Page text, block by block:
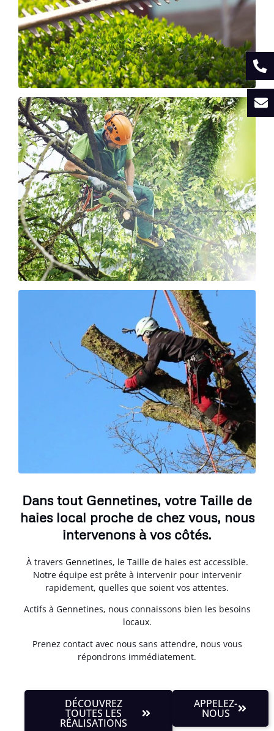
Dans tout Gennetines, votre Taille de
haies local proche de chez vous, nous
intervenons à vos côtés.
À travers Gennetines, le Taille de haies est accessible.
Notre équipe est prête à intervenir pour intervenir
rapidement, quelles que soient vos attentes.
Actifs à Gennetines, nous connaissons bien les besoins
locaux.
Prenez contact avec nous sans attendre, nous vous
répondrons immédiatement.
DÉCOUVREZ
TOUTES LES
RÉALISATIONS
APPELEZ-
NOUS